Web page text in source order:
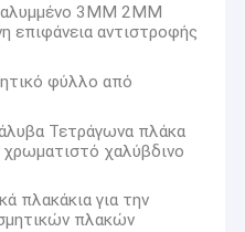
3MM 2MM
επιφάνεια αντιστροφής
φύλλο από
Τετράγωνα πλάκα
χαλύβδινο
πλακάκια για την
πλακών